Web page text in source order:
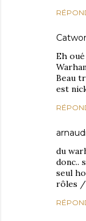
Eh
Beau
est
du
donc..
seul
rôles /